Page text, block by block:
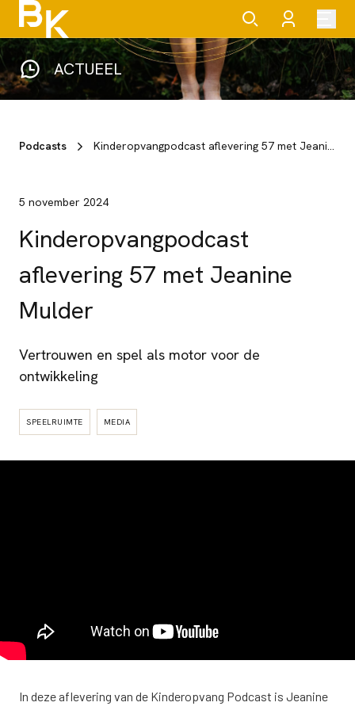
ACTUEEL
Podcasts Kinderopvangpodcast aflevering 57 met Jeanine Mulder
5 november 2024
Kinderopvangpodcast
aflevering 57 met Jeanine
Mulder
Vertrouwen en spel als motor voor de
ontwikkeling
SPEELRUIMTE MEDIA
In deze aflevering van de Kinderopvang Podcast is Jeanine